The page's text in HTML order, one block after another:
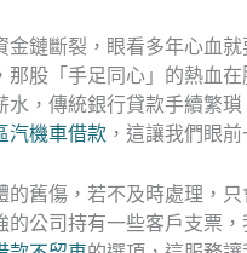
鏈斷裂，眼看多年心血
股「手足同心」的熱血
，傳統銀行貸款手續繁
汽機車借款，這讓我們眼前
舊傷，若不及時處理，
公司持有一些客戶支票